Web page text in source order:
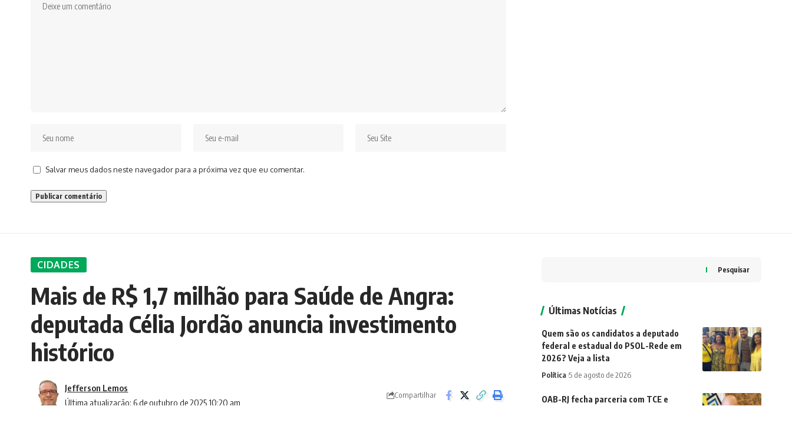
Salvar meus dados neste navegador para a próxima vez que eu comentar.
CIDADES
Mais de R$ 1,7 milhão para Saúde de Angra:
deputada Célia Jordão anuncia investimento
histórico
Última atualização: 6 de outubro de 2025 10:20 am
Jefferson Lemos
Compartilhar
Pesquisar
Últimas Notícias
Quem são os candidatos a deputado
federal e estadual do PSOL-Rede em
2026? Veja a lista
Política 5 de agosto de 2026
OAB-RJ fecha parceria com TCE e